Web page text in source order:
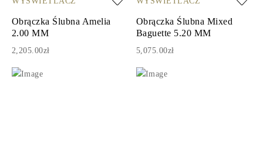
Obrączka Ślubna Amelia
2.00 MM
2,205.00zł
Obrączka Ślubna Mixed
Baguette 5.20 MM
5,075.00zł